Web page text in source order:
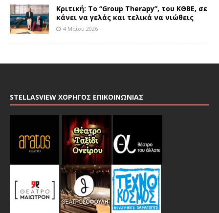
Κριτική: Το “Group Therapy”, του ΚΘΒΕ, σε
κάνει να γελάς και τελικά να νιώθεις
4 Μαΐου 2026
STELLASVIEW ΧΟΡΗΓΟΣ ΕΠΙΚΟΙΝΩΝΙΑΣ